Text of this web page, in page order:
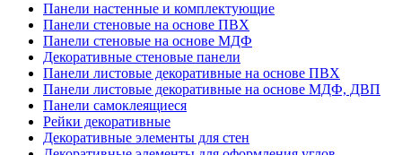
Панели настенные и комплектующие
Панели стеновые на основе ПВХ
Панели стеновые на основе МДФ
Декоративные стеновые панели
Панели листовые декоративные на основе ПВХ
Панели листовые декоративные на основе МДФ, ДВП
Панели самоклеящиеся
Рейки декоративные
Декоративные элементы для стен